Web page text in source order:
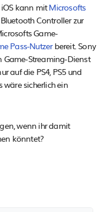
kann mitMicrosofts
Controller zur
Game-
Pass-Nutzerbereit. Sony
Streaming-Dienst
auf die PS4, PS5 und
wäre sicherlich ein
wenn ihr damit
könntet?